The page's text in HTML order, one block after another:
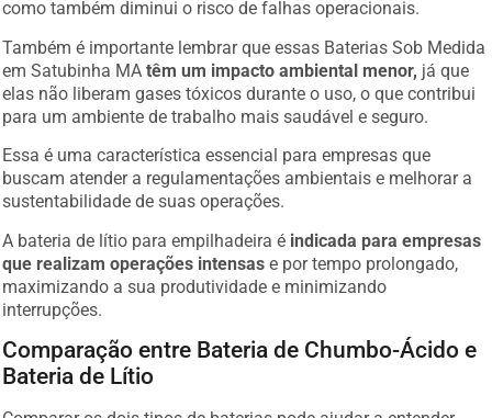
Também é importante lembrar que essas Baterias Sob Medida
em Satubinha MA têm um impacto ambiental menor,
já que
elas não liberam gases tóxicos durante o uso, o que contribui
para um ambiente de trabalho mais saudável e seguro.
Essa é uma característica essencial para empresas que
buscam atender a regulamentações ambientais e melhorar a
sustentabilidade de suas operações.
A bateria de lítio para empilhadeira é indicada para empresas
que realizam operações intensas
e por tempo prolongado,
maximizando a sua produtividade e minimizando
interrupções.
Comparação entre Bateria de Chumbo-Ácido e
Bateria de Lítio
Comparar os dois tipos de baterias pode ajudar a entender